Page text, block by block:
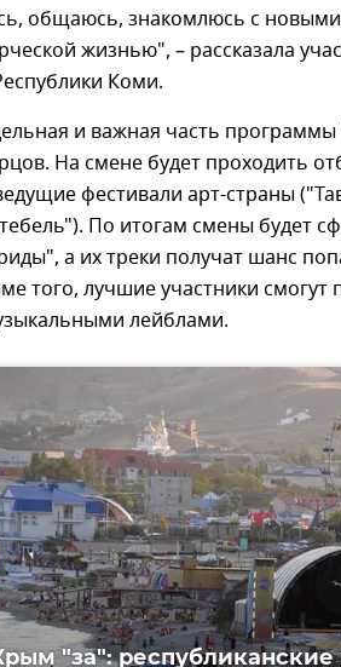
общаюсь, знакомлюсь с
жизнью", – рассказала
Коми.
и важная часть
На смене будет проходить
фестивали арт-страны
По итогам смены будет
а их треки получат шанс
того, лучшие участники смогут
лейблами.
"за":